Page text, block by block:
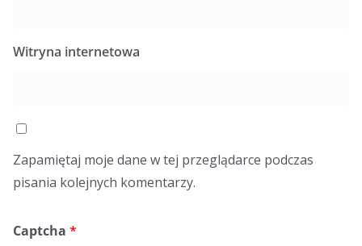
Witryna internetowa
Zapamiętaj moje dane w tej przeglądarce podczas
pisania kolejnych komentarzy.
Captcha *